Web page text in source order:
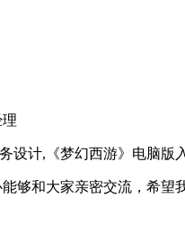
设计,《梦幻西游》电脑版
够和大家亲密交流，希望